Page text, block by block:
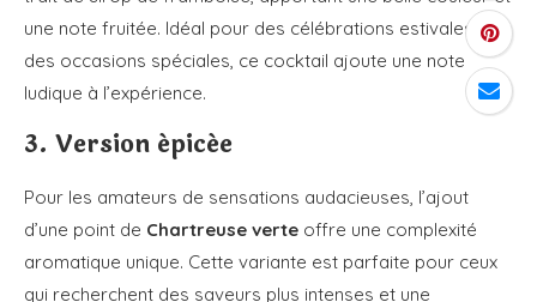
une note fruitée. Idéal pour des célébrations estivales ou
des occasions spéciales, ce cocktail ajoute une note
ludique à l’expérience.
3. Version épicée
Pour les amateurs de sensations audacieuses, l’ajout
d’une point de Chartreuse verte offre une complexité
aromatique unique. Cette variante est parfaite pour ceux
qui recherchent des saveurs plus intenses et une